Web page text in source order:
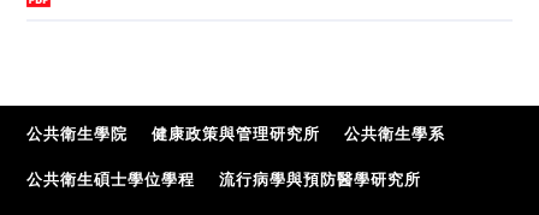
公共衛生學院 健康政策與管理研究所 公共衛生學系
公共衛生碩士學位學程 流行病學與預防醫學研究所